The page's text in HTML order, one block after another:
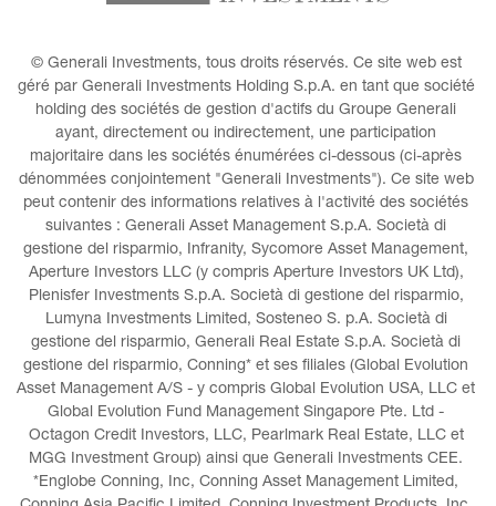
© Generali Investments, tous droits réservés. Ce site web est
géré par Generali Investments Holding S.p.A. en tant que société
holding des sociétés de gestion d'actifs du Groupe Generali
ayant, directement ou indirectement, une participation
majoritaire dans les sociétés énumérées ci-dessous (ci-après
dénommées conjointement "Generali Investments"). Ce site web
peut contenir des informations relatives à l'activité des sociétés
suivantes : Generali Asset Management S.p.A. Società di
gestione del risparmio, Infranity, Sycomore Asset Management,
Aperture Investors LLC (y compris Aperture Investors UK Ltd),
Plenisfer Investments S.p.A. Società di gestione del risparmio,
Lumyna Investments Limited, Sosteneo S. p.A. Società di
gestione del risparmio, Generali Real Estate S.p.A. Società di
gestione del risparmio, Conning* et ses filiales (Global Evolution
Asset Management A/S - y compris Global Evolution USA, LLC et
Global Evolution Fund Management Singapore Pte. Ltd -
Octagon Credit Investors, LLC, Pearlmark Real Estate, LLC et
MGG Investment Group) ainsi que Generali Investments CEE.
*Englobe Conning, Inc, Conning Asset Management Limited,